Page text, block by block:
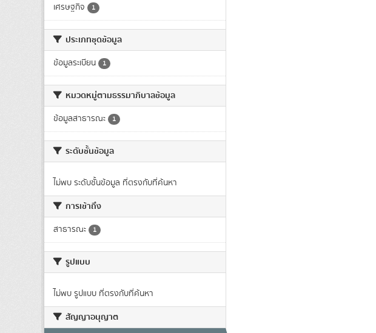
เศรษฐกิจ 1
ประเภทชุดข้อมูล
ข้อมูลระเบียน 1
หมวดหมู่ตามธรรมาภิบาลข้อมูล
ข้อมูลสาธารณะ 1
ระดับชั้นข้อมูล
ไม่พบ ระดับชั้นข้อมูล ที่ตรงกับที่ค้นหา
การเข้าถึง
สาธารณะ 1
รูปแบบ
ไม่พบ รูปแบบ ที่ตรงกับที่ค้นหา
สัญญาอนุญาต